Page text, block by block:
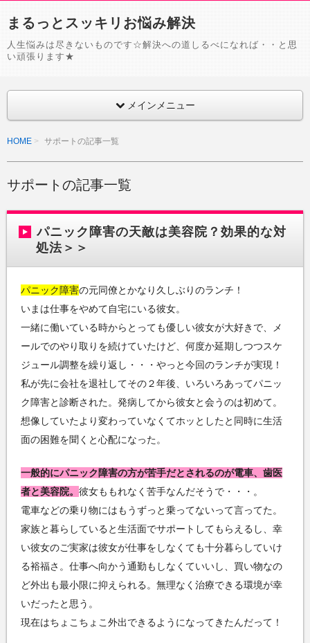
まるっとスッキリお悩み解決
人生悩みは尽きないものです☆解決への道しるべになれば・・と思
い頑張ります★
メインメニュー
HOME サポートの記事一覧
サポートの記事一覧
パニック障害の天敵は美容院？効果的な対
処法＞＞
パニック障害の元同僚とかなり久しぶりのランチ！
いまは仕事をやめて自宅にいる彼女。
一緒に働いている時からとっても優しい彼女が大好きで、メ
ールでのやり取りを続けていたけど、何度か延期しつつスケ
ジュール調整を繰り返し・・・やっと今回のランチが実現！
私が先に会社を退社してその２年後、いろいろあってパニッ
ク障害と診断された。発病してから彼女と会うのは初めて。
想像していたより変わっていなくてホッとしたと同時に生活
面の困難を聞くと心配になった。
一般的にパニック障害の方が苦手だとされるのが電車、歯医
者と美容院。 彼女ももれなく苦手なんだそうで・・・。
電車などの乗り物にはもうずっと乗ってないって言ってた。
家族と暮らしていると生活面でサポートしてもらえるし、幸
い彼女のご実家は彼女が仕事をしなくても十分暮らしていけ
る裕福さ。仕事へ向かう通勤もしなくていいし、買い物なの
ど外出も最小限に抑えられる。無理なく治療できる環境が幸
いだったと思う。
現在はちょこちょこ外出できるようになってきたんだって！